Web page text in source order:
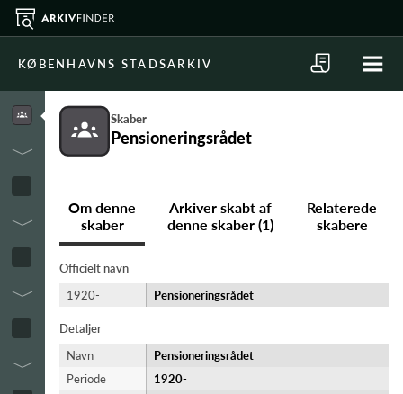
KØBENHAVNS STADSARKIV
Skaber
Pensioneringsrådet
Om denne
skaber
Arkiver skabt af
denne skaber (1)
Relaterede
skabere
Officielt navn
1920-
Pensioneringsrådet
Detaljer
Navn
Pensioneringsrådet
Periode
1920-​